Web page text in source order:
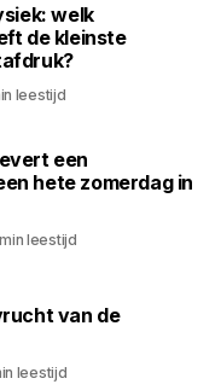
welk
de kleinste
leestijd
een
hete zomerdag in
leestijd
van de
leestijd